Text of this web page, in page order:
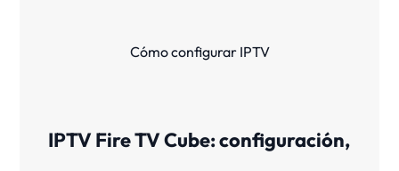
Cómo configurar IPTV
IPTV Fire TV Cube: configuración,